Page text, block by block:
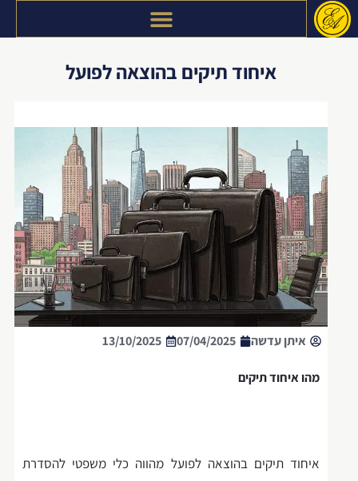
דילוג
איחוד תיקים בהוצאה לפועל
איתן עדשה 07/04/2025
13/10/2025
מהו איחוד תיקים
איחוד תיקים בהוצאה לפועל מהווה כלי משפטי להסדרת